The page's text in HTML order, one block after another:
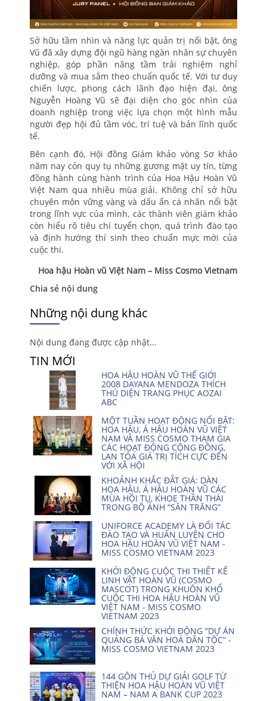
Sở hữu tầm nhìn và năng lực quản trị nổi bật, ông
Vũ đã xây dựng đội ngũ hàng ngàn nhân sự chuyên
nghiệp, góp phần nâng tầm trải nghiệm nghỉ
dưỡng và mua sắm theo chuẩn quốc tế. Với tư duy
chiến lược, phong cách lãnh đạo hiện đại, ông
Nguyễn Hoàng Vũ sẽ đại diện cho góc nhìn của
doanh nghiệp trong việc lựa chọn một hình mẫu
người đẹp hội đủ tầm vóc, trí tuệ và bản lĩnh quốc
tế.
Bên cạnh đó, Hội đồng Giám khảo vòng Sơ khảo
năm nay cỏn quy tụ những gương mặt uy tín, từng
đồng hành cùng hành trình của Hoa Hậu Hoàn Vũ
Việt Nam qua nhiều mùa giải. Không chỉ sở hữu
chuyên môn vững vàng và dấu ấn cá nhân nổi bật
trong lĩnh vực của mình, các thành viên giám khảo
còn hiểu rõ tiêu chí tuyển chọn, quá trình đào tạo
và định hướng thí sinh theo chuẩn mực mới của
cuộc thi.
Hoa hậu Hoàn vũ Việt Nam – Miss Cosmo Vietnam
Chia sẻ nội dung
Những nội dung khác
Nội dung đang được cập nhật...
TIN MỚI
HOA HẬU HOÀN VŨ THẾ GIỚI
2008 DAYANA MENDOZA THÍCH
THÚ DIỆN TRANG PHỤC AOZAI
ABC
MỘT TUẦN HOẠT ĐỘNG NỔI BẬT:
HOA HẬU, Á HẬU HOÀN VŨ VIỆT
NAM VÀ MISS COSMO THAM GIA
CÁC HOẠT ĐỘNG CỘNG ĐỒNG,
LAN TỎA GIÁ TRỊ TÍCH CỰC ĐẾN
VỚI XÃ HỘI
KHOẢNH KHẮC ĐẮT GIÁ: DÀN
HOA HẬU, Á HẬU HOÀN VŨ CÁC
MÙA HỘI TỤ, KHOE THẦN THÁI
TRONG BỘ ẢNH “SĂN TRĂNG”
UNIFORCE ACADEMY LÀ ĐỐI TÁC
ĐÀO TẠO VÀ HUẤN LUYỆN CHO
HOA HẬU HOÀN VŨ VIỆT NAM -
MISS COSMO VIETNAM 2023
KHỞI ĐỘNG CUỘC THI THIẾT KẾ
LINH VẬT HOÀN VŨ (COSMO
MASCOT) TRONG KHUÔN KHỔ
CUỘC THI HOA HẬU HOÀN VŨ
VIỆT NAM - MISS COSMO
VIETNAM 2023
CHÍNH THỨC KHỞI ĐỘNG “DỰ ÁN
QUẢNG BÁ VĂN HOÁ DÂN TỘC” -
MISS COSMO VIETNAM 2023
144 GÔN THỦ DỰ GIẢI GOLF TỪ
THIỆN HOA HẬU HOÀN VŨ VIỆT
NAM – NAM A BANK CUP 2023